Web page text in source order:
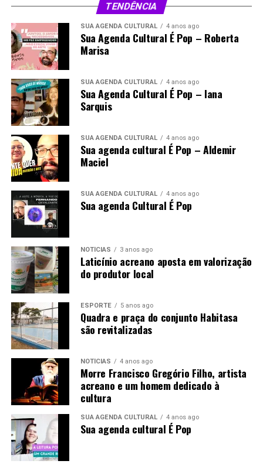
TENDÊNCIA
SUA AGENDA CULTURAL 4 anos ago
Sua Agenda Cultural É Pop – Roberta
Marisa
SUA AGENDA CULTURAL 4 anos ago
Sua Agenda Cultural É Pop – Iana
Sarquis
SUA AGENDA CULTURAL 4 anos ago
Sua agenda cultural É Pop – Aldemir
Maciel
SUA AGENDA CULTURAL 4 anos ago
Sua agenda Cultural É Pop
NOTÍCIAS 3 anos ago
Laticínio acreano aposta em valorização
do produtor local
ESPORTE 5 anos ago
Quadra e praça do conjunto Habitasa
são revitalizadas
NOTÍCIAS 4 anos ago
Morre Francisco Gregório Filho, artista
acreano e um homem dedicado à
cultura
SUA AGENDA CULTURAL 4 anos ago
Sua agenda cultural É Pop